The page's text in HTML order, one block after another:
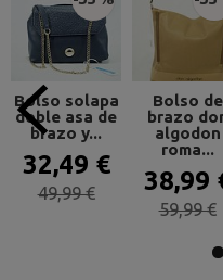
Bolso solapa
doble asa de
brazo y...
32,49 €
49,99 €
Bolso de
brazo
algodon
roma...
38,99
59,99 €